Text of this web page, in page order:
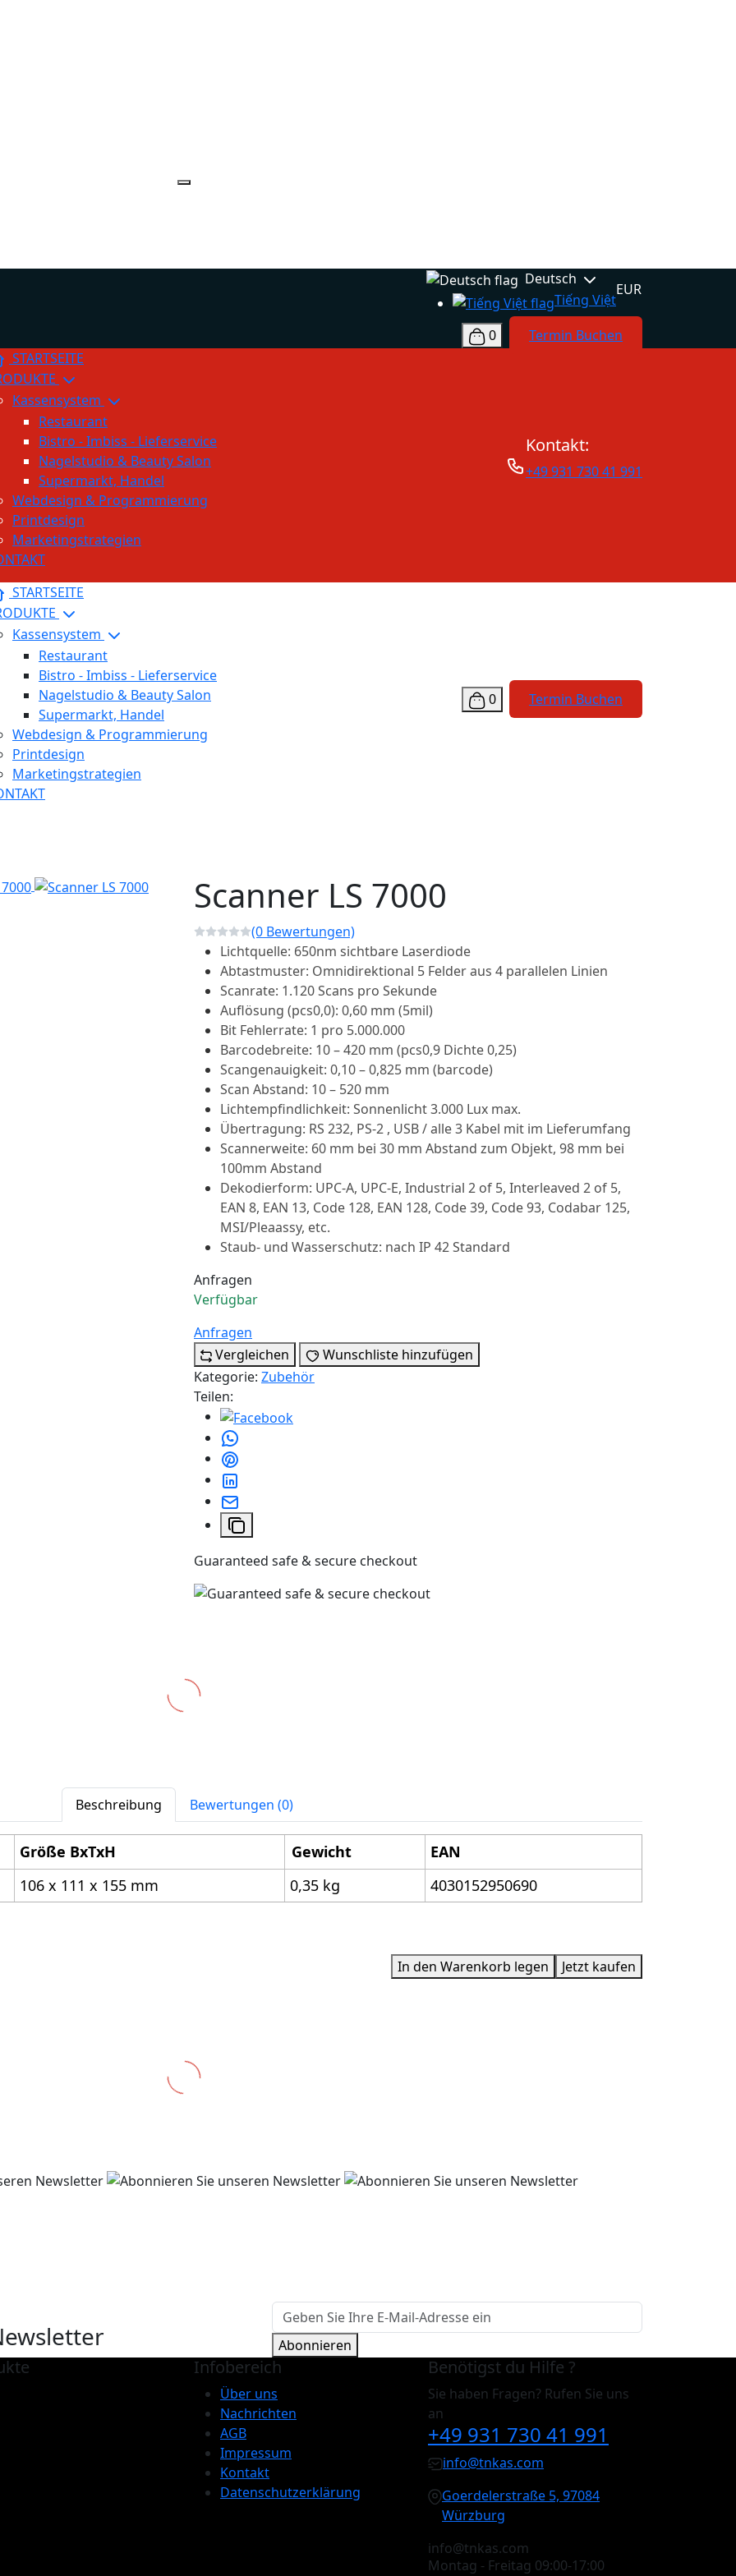
Deutsch
Tiếng Việt
EUR
0
Termin Buchen
STARTSEITE
Kassensystem
Restaurant
Bistro - Imbiss - Lieferservice
Nagelstudio & Beauty Salon
Supermarkt, Handel
Webdesign & Programmierung
Printdesign
Marketingstrategien
Kontakt:
+49 931 730 41 991
STARTSEITE
Kassensystem
Restaurant
Bistro - Imbiss - Lieferservice
Nagelstudio & Beauty Salon
Supermarkt, Handel
Webdesign & Programmierung
Printdesign
Marketingstrategien
0 Termin Buchen
Scanner LS 7000
(0 Bewertungen)
Lichtquelle: 650nm sichtbare Laserdiode
Abtastmuster: Omnidirektional 5 Felder aus 4 parallelen Linien
Scanrate: 1.120 Scans pro Sekunde
Auflösung (pcs0,0): 0,60 mm (5mil)
Bit Fehlerrate: 1 pro 5.000.000
Barcodebreite: 10 – 420 mm (pcs0,9 Dichte 0,25)
Scangenauigkeit: 0,10 – 0,825 mm (barcode)
Scan Abstand: 10 – 520 mm
Lichtempfindlichkeit: Sonnenlicht 3.000 Lux max.
Übertragung: RS 232, PS-2 , USB / alle 3 Kabel mit im Lieferumfang
Scannerweite: 60 mm bei 30 mm Abstand zum Objekt, 98 mm bei
100mm Abstand
Dekodierform: UPC-A, UPC-E, Industrial 2 of 5, Interleaved 2 of 5,
EAN 8, EAN 13, Code 128, EAN 128, Code 39, Code 93, Codabar 125,
MSI/Pleaassy, etc.
Staub- und Wasserschutz: nach IP 42 Standard
Anfragen
Verfügbar
Anfragen
Vergleichen
Wunschliste hinzufügen
Kategorie: Zubehör
Teilen:
Guaranteed safe & secure checkout
Beschreibung Bewertungen (0)
Größe BxTxH Gewicht
EAN
106 x 111 x 155 mm
0,35 kg 4030152950690
In den Warenkorb legen Jetzt kaufen
Abonnieren
Infobereich
Über uns
Nachrichten
AGB
Impressum
Kontakt
Datenschutzerklärung
Benötigst du Hilfe ?
Sie haben Fragen? Rufen Sie uns
an
+49 931 730 41 991
info@tnkas.com
Goerdelerstraße 5, 97084
Würzburg
info@tnkas.com
Montag - Freitag 09:00-17:00